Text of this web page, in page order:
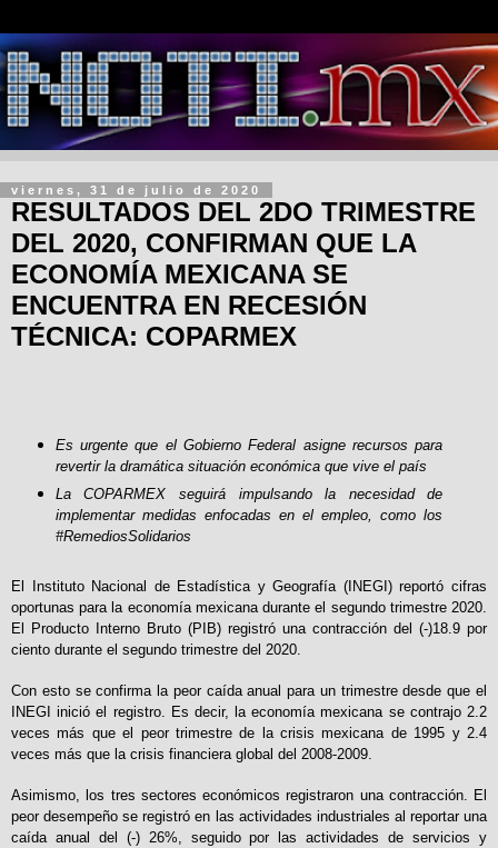
viernes, 31 de julio de 2020
RESULTADOS DEL 2DO TRIMESTRE
DEL 2020, CONFIRMAN QUE LA
ECONOMÍA MEXICANA SE
ENCUENTRA EN RECESIÓN
TÉCNICA: COPARMEX
Es urgente que el Gobierno Federal asigne recursos para
revertir la dramática situación económica que vive el país
La COPARMEX seguirá impulsando la necesidad de
implementar medidas enfocadas en el empleo, como los
#RemediosSolidarios
El Instituto Nacional de Estadística y Geografía (INEGI) reportó cifras
oportunas para la economía mexicana durante el segundo trimestre 2020.
El Producto Interno Bruto (PIB) registró una contracción del (-)18.9 por
ciento durante el segundo trimestre del 2020.
Con esto se confirma la peor caída anual para un trimestre desde que el
INEGI inició el registro. Es decir, la economía mexicana se contrajo 2.2
veces más que el peor trimestre de la crisis mexicana de 1995 y 2.4
veces más que la crisis financiera global del 2008-2009.
Asimismo, los tres sectores económicos registraron una contracción. El
peor desempeño se registró en las actividades industriales al reportar una
caída anual del (-) 26%, seguido por las actividades de servicios y